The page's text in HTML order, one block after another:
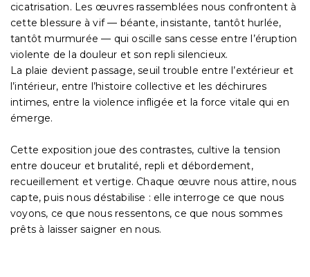
cicatrisation. Les œuvres rassemblées nous confrontent à
cette blessure à vif — béante, insistante, tantôt hurlée,
tantôt murmurée — qui oscille sans cesse entre l’éruption
violente de la douleur et son repli silencieux.
La plaie devient passage, seuil trouble entre l’extérieur et
l’intérieur, entre l’histoire collective et les déchirures
intimes, entre la violence infligée et la force vitale qui en
émerge.
Cette exposition joue des contrastes, cultive la tension
entre douceur et brutalité, repli et débordement,
recueillement et vertige. Chaque œuvre nous attire, nous
capte, puis nous déstabilise : elle interroge ce que nous
voyons, ce que nous ressentons, ce que nous sommes
prêts à laisser saigner en nous.